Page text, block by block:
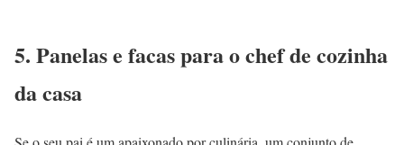
5. Panelas e facas para o chef de cozinha
da casa